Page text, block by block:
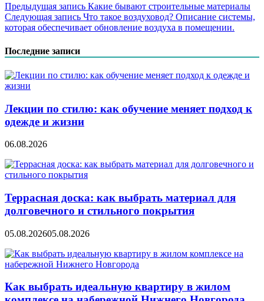
Навигация
по
Предыдущая запись Какие бывают строительные материалы
Следующая запись Что такое воздуховод? Описание системы,
которая обеспечивает обновление воздуха в помещении.
Последние записи
Лекции по стилю: как обучение меняет подход к
одежде и жизни
06.08.2026
Террасная доска: как выбрать материал для
долговечного и стильного покрытия
05.08.202605.08.2026
Как выбрать идеальную квартиру в жилом